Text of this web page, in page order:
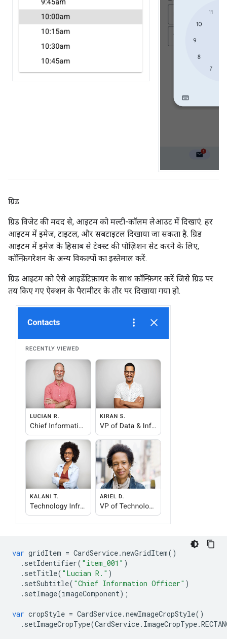
ग्रिड
ग्रिड विजेट की मदद से, आइटम को मल्टी-कॉलम लेआउट में दिखाएं. हर
आइटम में इमेज, टाइटल, और सबटाइटल दिखाया जा सकता है. ग्रिड
आइटम में इमेज के हिसाब से टेक्स्ट की पोज़िशन सेट करने के लिए,
कॉन्फ़िगरेशन के अन्य विकल्पों का इस्तेमाल करें.
ग्रिड आइटम को ऐसे आइडेंटिफ़ायर के साथ कॉन्फ़िगर करें जिसे ग्रिड पर
तय किए गए ऐक्शन के पैरामीटर के तौर पर दिखाया गया हो.
var gridItem = CardService.newGridItem()
. setIdentifier( "item_001" )
. setTitle( "Lucian R." )
. setSubtitle( "Chief Information Officer" )
. setImage(imageComponent);
var cropStyle = CardService.newImageCropStyle()
. setImageCropType(CardService. ImageCropType.